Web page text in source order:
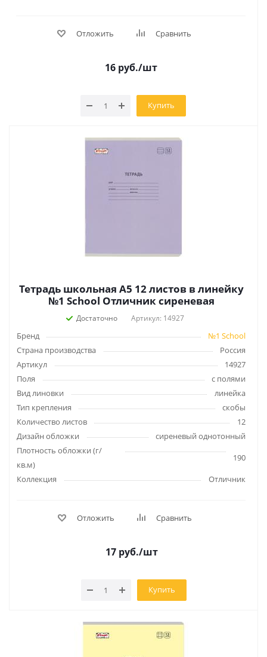
Отложить Сравнить
16 руб./шт
Купить
Тетрадь школьная А5 12 листов в линейку
№1 School Отличник сиреневая
Достаточно Артикул: 14927
Бренд
№1 School
Страна производства
Россия
Артикул
14927
Поля
с полями
Вид линовки
линейка
Тип крепления
скобы
Количество листов
12
Дизайн обложки
сиреневый однотонный
Плотность обложки (г/
кв.м)
190
Коллекция
Отличник
Отложить Сравнить
17руб./шт
Купить